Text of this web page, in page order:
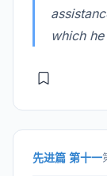
which
先进篇 第十一